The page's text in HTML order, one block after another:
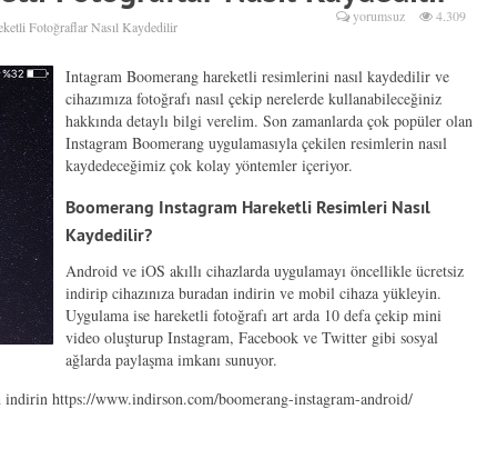
Fotoğraflar Nasıl Kaydedilir
yorumsuz 4.309
Intagram Boomerang hareketli resimlerini nasıl kaydedilir ve
cihazımıza fotoğrafı nasıl çekip nerelerde kullanabileceğiniz
hakkında detaylı bilgi verelim. Son zamanlarda çok popüler olan
Instagram Boomerang uygulamasıyla çekilen resimlerin nasıl
kaydedeceğimiz çok kolay yöntemler içeriyor.
Boomerang Instagram Hareketli Resimleri Nasıl
Kaydedilir?
Android ve iOS akıllı cihazlarda uygulamayı öncellikle ücretsiz
indirip cihazınıza buradan indirin ve mobil cihaza yükleyin.
Uygulama ise hareketli fotoğrafı art arda 10 defa çekip mini
video oluşturup Instagram, Facebook ve Twitter gibi sosyal
ağlarda paylaşma imkanı sunuyor.
indirin https://www.indirson.com/boomerang-instagram-android/